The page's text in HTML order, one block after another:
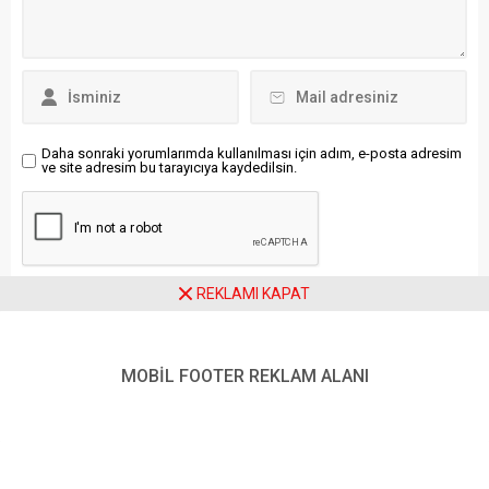
paylaşıldı.
Kurultayı’nda...
Daha sonraki yorumlarımda kullanılması için adım, e-posta adresim
ve site adresim bu tarayıcıya kaydedilsin.
REKLAMI KAPAT
MOBİL FOOTER REKLAM ALANI